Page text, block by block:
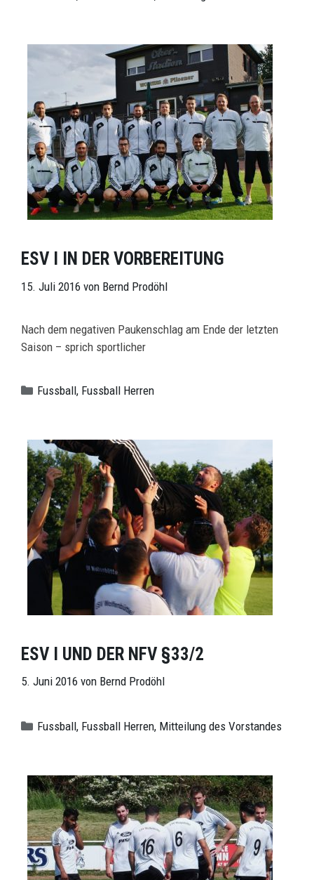
ESV I IN DER VORBEREITUNG
15. Juli 2016 von Bernd Prodöhl
Nach dem negativen Paukenschlag am Ende der letzten
Saison – sprich sportlicher
Kategorien
Fussball, Fussball Herren
ESV I UND DER NFV §33/2
5. Juni 2016 von Bernd Prodöhl
Kategorien
Fussball, Fussball Herren, Mitteilung des Vorstandes